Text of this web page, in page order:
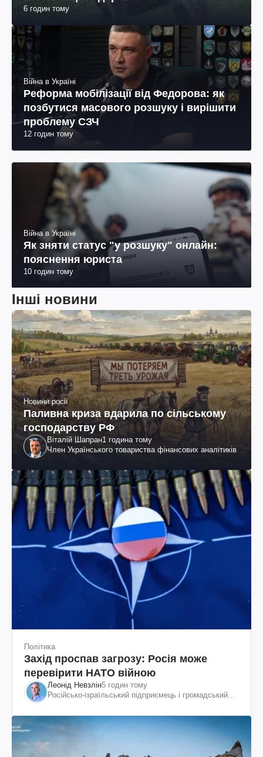
6 годин тому
Війна в Україні
Реформа мобілізації від Федорова: як
позбутися масового розшуку і вирішити
проблему СЗЧ
12 годин тому
Війна в Україні
Як зняти статус "у розшуку" онлайн:
пояснення юриста
10 годин тому
Інші новини
Новини росії
Паливна криза вдарила по сільському
господарству РФ
Віталій Шапран1 година тому
Член Українського товариства фінансових аналітиків
Політика
Захід проспав загрозу: Росія може
перевірити НАТО війною
Леонід Невзлін5 годин тому
Російсько-ізраїльський підприємець і громадський